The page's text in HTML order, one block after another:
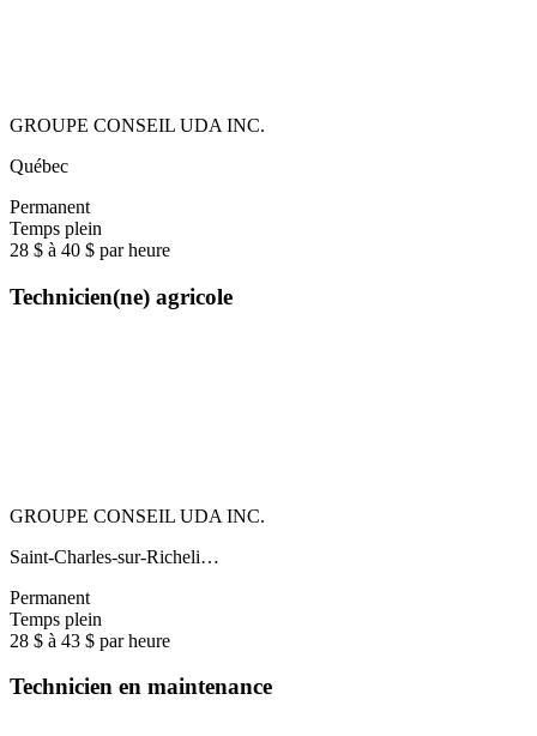
GROUPE CONSEIL UDA INC.
Québec
Permanent
Temps plein
28 $ à 40 $ par heure
Technicien(ne) agricole
GROUPE CONSEIL UDA INC.
Saint-Charles-sur-Richeli…
Permanent
Temps plein
28 $ à 43 $ par heure
Technicien en maintenance